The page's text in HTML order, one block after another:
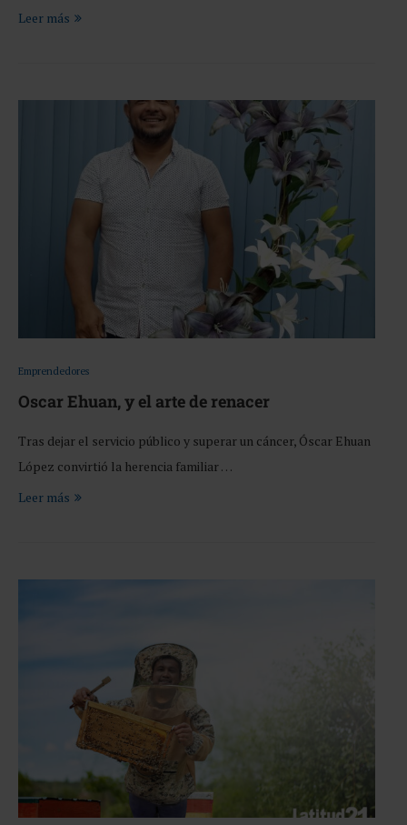
Leer más
Emprendedores
Oscar Ehuan, y el arte de renacer
Tras dejar el servicio público y superar un cáncer, Óscar Ehuan
López convirtió la herencia familiar …
Leer más